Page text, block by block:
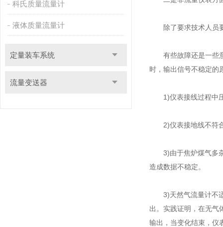
科氏质量流量计
液体质量流量计
定量装车系统
流量变送器
除了要求技术人员要
有些故障还是一些意
时，输出信号不稳定的
1)仪表接线过程中压
2)仪表接地线不符合
3)由于焦炉煤气多杂
造成数据不稳定。
3)天然气流量计不适
出。实践证明，在无气
输出，当变化结束，仪